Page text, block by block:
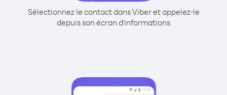
Sélectionnez le contact dans Viber et appelez-le
depuis son écran d'informations